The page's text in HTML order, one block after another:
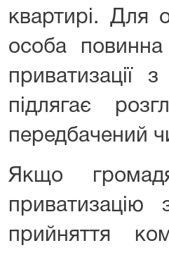
квартирі. Для
особа повинна
підлягає
передбачений
Якщо
прийняття